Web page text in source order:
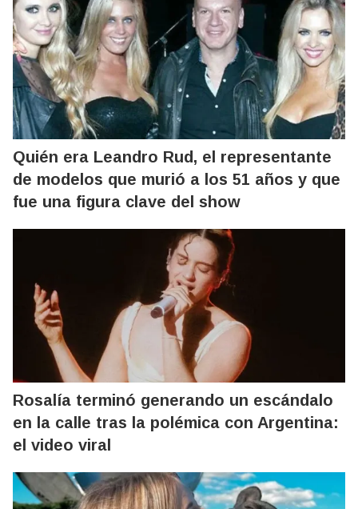
Quién era Leandro Rud, el representante
de modelos que murió a los 51 años y que
fue una figura clave del show
Rosalía terminó generando un escándalo
en la calle tras la polémica con Argentina:
el video viral